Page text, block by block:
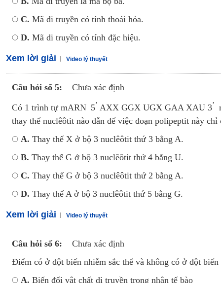
C. Mã di truyền có tính thoái hóa.
D. Mã di truyền có tính đặc hiệu.
Xem lời giải Video lý thuyết
Câu hỏi số 5: Chưa xác định
Có 1 trình tự mARN 5’ AXX GGX UGX GAA XAU 3’
thay thế nuclêôtit nào dẫn đế việc đoạn polipeptit này
A. Thay thế X ở bộ 3 nuclêôtit thứ 3 bằng A.
B. Thay thế G ở bộ 3 nuclêôtit thứ 4 bằng U.
C. Thay thế G ở bộ 3 nuclêôtit thứ 2 bằng A.
D. Thay thế A ở bộ 3 nuclêôtit thứ 5 bằng G.
Xem lời giải Video lý thuyết
Câu hỏi số 6:
Chưa xác định
Điểm có ở đột biến nhiễm sắc thể và không có ở đột biến
A. Biến đối vật chất di truyền trong nhân tế bào